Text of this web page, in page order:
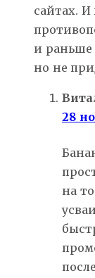
сайтах.
и раньше
но не
28
на